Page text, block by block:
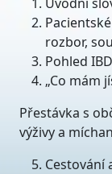
rozbor,
Pohled
„Co mám
Přestávka s
výživy a
Cestování